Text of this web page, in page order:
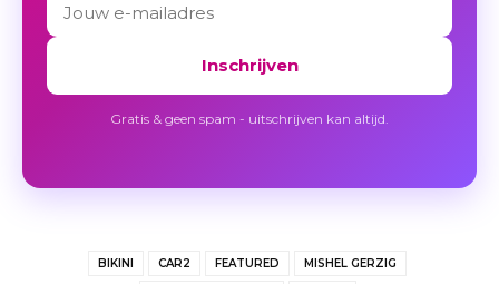
Inschrijven
Gratis & geen spam - uitschrijven kan altijd.
BIKINI CAR2 FEATURED MISHEL GERZIG